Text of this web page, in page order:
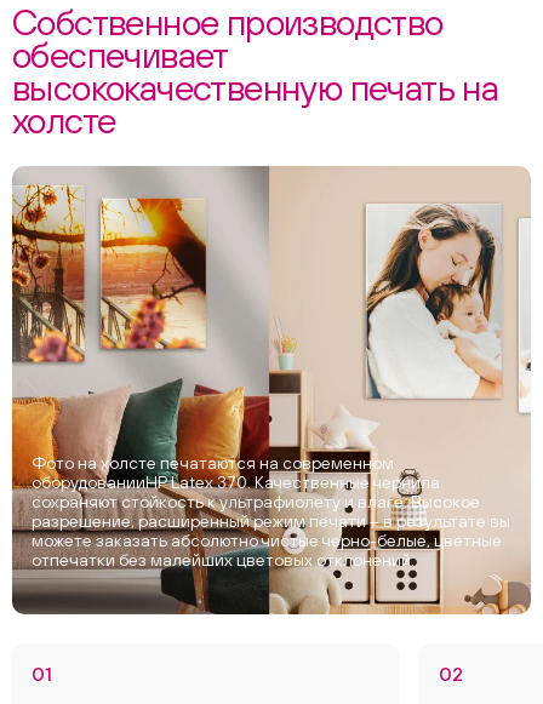
Собственное производство
обеспечивает
высококачественную печать на
холсте
Фото на холсте печатаются на современном
оборудованииHP Latex 370. Качественные чернила
сохраняют стойкость к ультрафиолету и влаге. Высокое
разрешение, расширенный режим печати – в результате вы
можете заказать абсолютно чистые черно-белые, цветные
отпечатки без малейших цветовых отклонений.
01
02